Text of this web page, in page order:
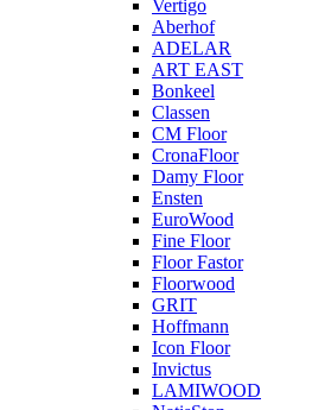
Vertigo
Aberhof
ADELAR
ART EAST
Bonkeel
Classen
CM Floor
CronaFloor
Damy Floor
Ensten
EuroWood
Fine Floor
Floor Fastor
Floorwood
GRIT
Hoffmann
Icon Floor
Invictus
LAMIWOOD